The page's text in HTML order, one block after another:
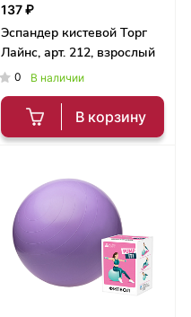
137 ₽
Эспандер кистевой Торг
Лайнс, арт. 212, взрослый
0 В наличии
В корзину